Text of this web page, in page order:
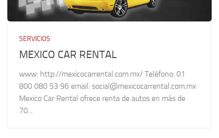
SERVICIOS
MEXICO CAR RENTAL
www: http://mexicocarrental.com.mx/ Teléfono: 01
800 080 53 96 email: social@mexicocarrental.com.mx
Mexico Car Rental ofrece renta de autos en más de
70...